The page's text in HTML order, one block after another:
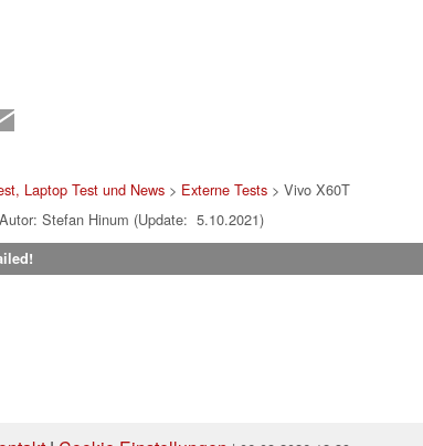
Laptop Test und News > Externe Tests > Vivo X60T
Autor: Stefan Hinum (Update: 5.10.2021)